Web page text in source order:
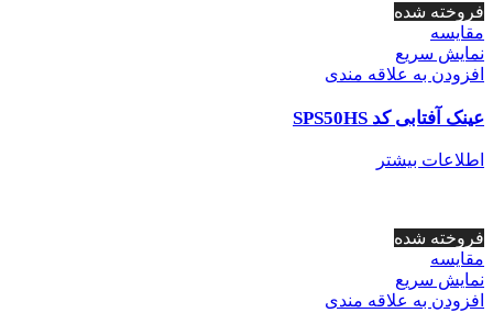
فروخته شده
مقايسه
نمایش سریع
افزودن به علاقه مندی
عینک آفتابی کد SPS50HS
اطلاعات بیشتر
فروخته شده
مقايسه
نمایش سریع
افزودن به علاقه مندی